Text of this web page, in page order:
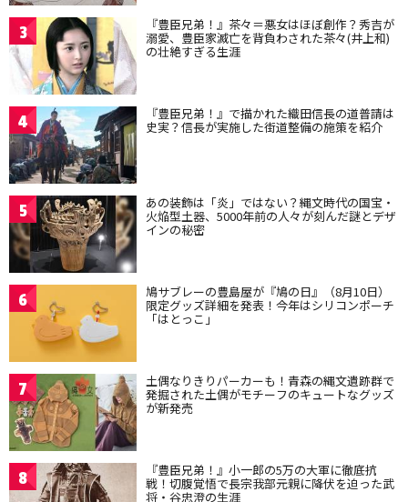
3 『豊臣兄弟！』茶々＝悪女はほぼ創作？秀吉が
溺愛、豊臣家滅亡を背負わされた茶々(井上和)
の壮絶すぎる生涯
4 『豊臣兄弟！』で描かれた織田信長の道普請は
史実？信長が実施した街道整備の施策を紹介
5 あの装飾は「炎」ではない？縄文時代の国宝・
火焔型土器、5000年前の人々が刻んだ謎とデザ
インの秘密
6 鳩サブレーの豊島屋が『鳩の日』（8月10日）
限定グッズ詳細を発表！今年はシリコンポーチ
「はとっこ」
7 土偶なりきりパーカーも！青森の縄文遺跡群で
発掘された土偶がモチーフのキュートなグッズ
が新発売
8 『豊臣兄弟！』小一郎の5万の大軍に徹底抗
戦！切腹覚悟で長宗我部元親に降伏を迫った武
将・谷忠澄の生涯